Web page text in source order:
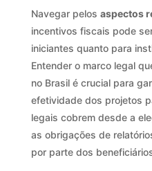
Navegar pelos aspectos
incentivos fiscais pode
iniciantes quanto para
Entender o marco legal
no Brasil é crucial para
efetividade dos projetos
legais cobrem desde a
as obrigações de
por parte dos